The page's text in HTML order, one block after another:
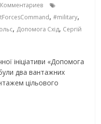
,#military,
, Допомога Схід, Сергій
ініціативи «Допомога
два вантажних
цільового